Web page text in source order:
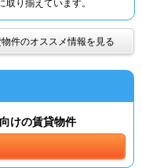
り揃えています。
件のオススメ情報を見る
けの賃貸物件